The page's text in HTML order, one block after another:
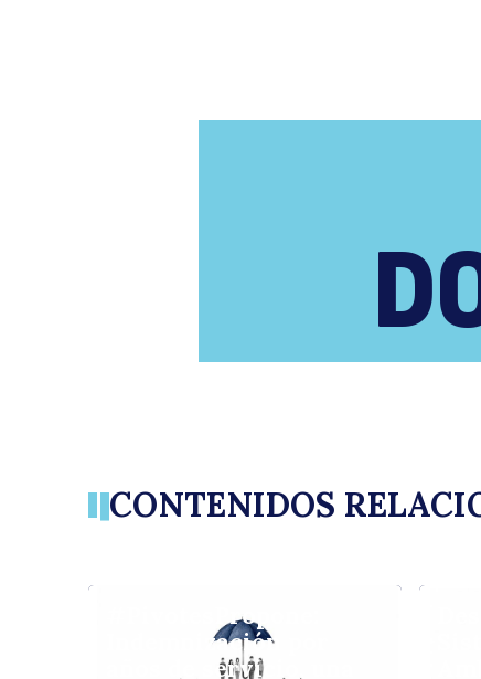
CONTENIDOS
#PivotesPropone:
Indemnización por
años de servicio, una